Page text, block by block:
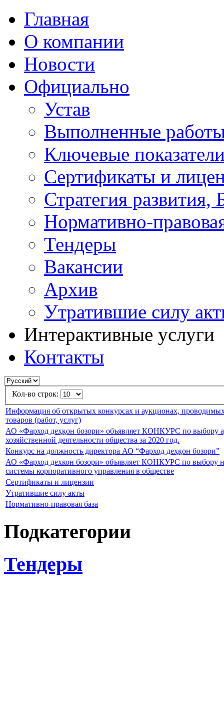
Главная
О компании
Новости
Официально
Устав
Выполненные
Ключевые
Сертификаты и
Стратегия развития,
Нормативно-
Тендеры
Вакансии
Архив
Утратившие силу
Интерактивные услуги
Контакты
Кол-во строк:
Информация об открытых конкурсах и аукционах,
товаров (работ, услуг)
АО «Фарход деҳқон бозори» объявляет КОНКУРС по выбору
хозяйственной деятельности общества за 2020 год.
Конкурс на должность директора АО “Фарход деҳқон бозори”
АО «Фарход дехкон бозори» объявляет КОНКУРС по выбору
системы корпоративного управления в обществе
Сертификаты и лицензии
Утратившие силу акты
Нормативно-правовая база
Подкатегории
Тендеры